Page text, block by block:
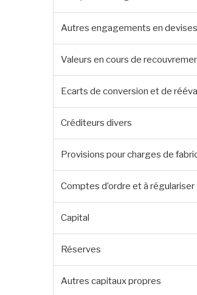
Autres engagements en devises
Valeurs en cours de
Ecarts de conversion et de
Créditeurs divers
Provisions pour charges de
Comptes d’ordre et à régulariser
Capital
Réserves
Autres capitaux propres